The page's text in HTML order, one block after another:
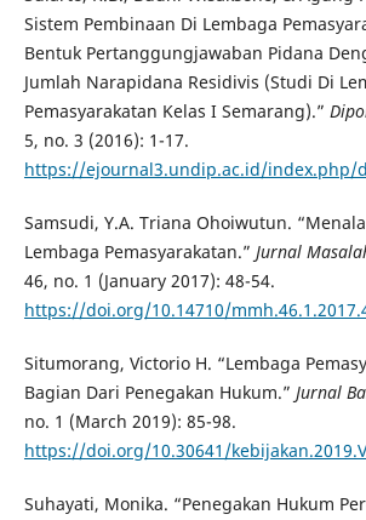
Sistem Pembinaan Di Lembaga
Bentuk Pertanggungjawaban Pidana
Jumlah Narapidana Residivis (Studi Di
Pemasyarakatan Kelas I Semarang).”
5, no. 3 (2016): 1-17.
https://ejournal3.undip.ac.id/index.php/
Samsudi, Y.A. Triana Ohoiwutun.
Lembaga Pemasyarakatan.” Jurnal
46, no. 1 (January 2017): 48-54.
https://doi.org/10.14710/
Situmorang, Victorio H. “Lembaga
Bagian Dari Penegakan Hukum.” Jurnal
no. 1 (March 2019): 85-98.
https://doi.org/10.30641/
Suhayati, Monika. “Penegakan Hukum